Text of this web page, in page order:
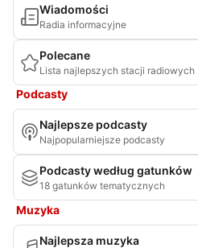
Wiadomości
Radia informacyjne
Polecane
Lista najlepszych stacji radiowych
Podcasty
Najlepsze podcasty
Najpopularniejsze podcasty
Podcasty według gatunków
18 gatunków tematycznych
Muzyka
Najlepsza muzyka